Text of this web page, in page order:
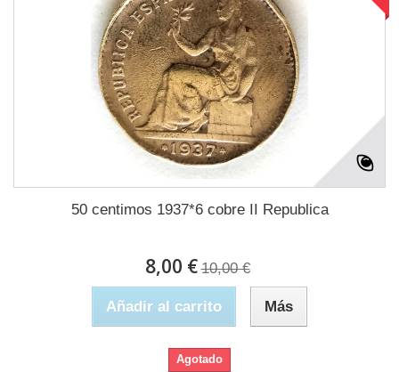
50 centimos 1937*6 cobre II Republica
8,00 € 10,00 €
Añadir al carrito Más
Agotado